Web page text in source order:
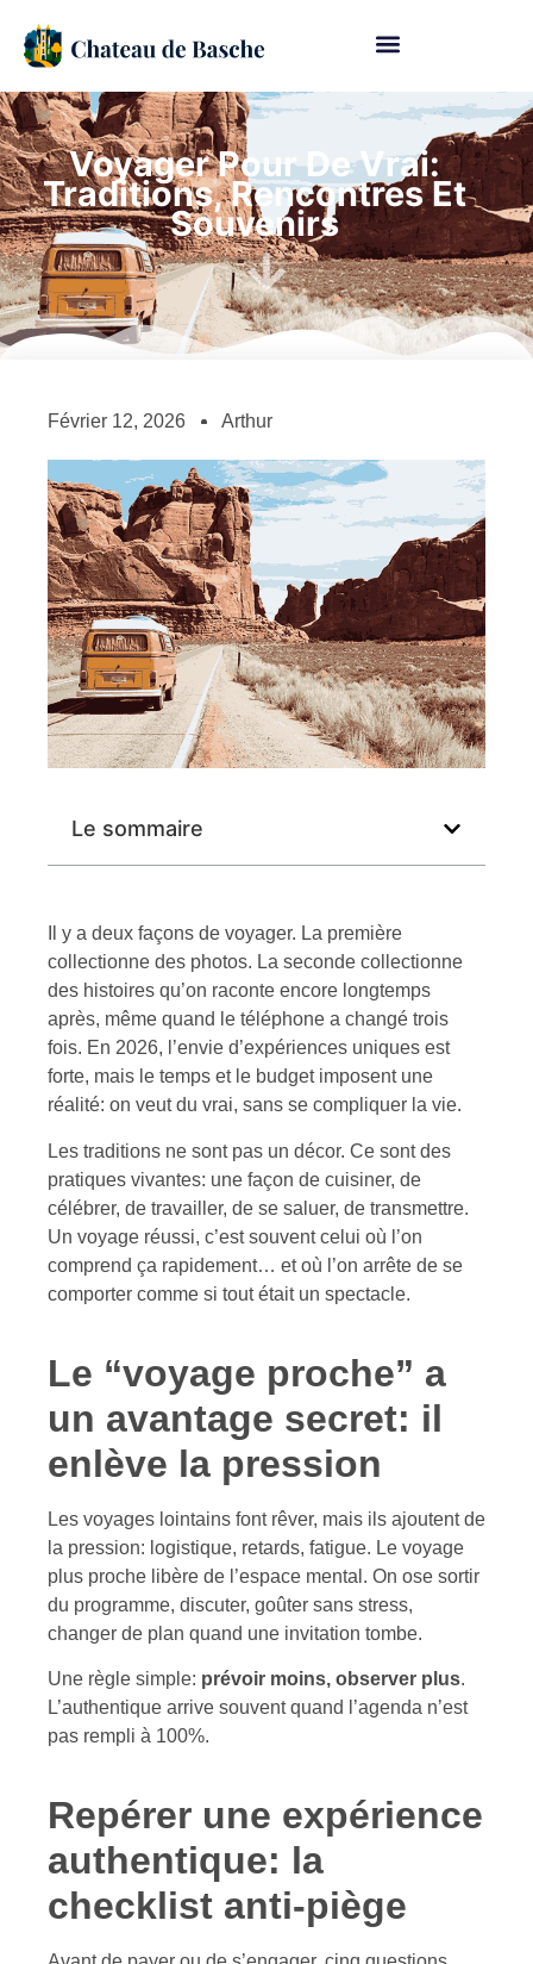
Voyager Pour De Vrai:
Traditions, Rencontres Et
Souvenirs
Février 12, 2026 Arthur
Le sommaire
Il y a deux façons de voyager. La première
collectionne des photos. La seconde collectionne
des histoires qu’on raconte encore longtemps
après, même quand le téléphone a changé trois
fois. En 2026, l’envie d’expériences uniques est
forte, mais le temps et le budget imposent une
réalité: on veut du vrai, sans se compliquer la vie.
Les traditions ne sont pas un décor. Ce sont des
pratiques vivantes: une façon de cuisiner, de
célébrer, de travailler, de se saluer, de transmettre.
Un voyage réussi, c’est souvent celui où l’on
comprend ça rapidement… et où l’on arrête de se
comporter comme si tout était un spectacle.
Le “voyage proche” a
un avantage secret: il
enlève la pression
Les voyages lointains font rêver, mais ils ajoutent de
la pression: logistique, retards, fatigue. Le voyage
plus proche libère de l’espace mental. On ose sortir
du programme, discuter, goûter sans stress,
changer de plan quand une invitation tombe.
Une règle simple: prévoir moins, observer plus.
L’authentique arrive souvent quand l’agenda n’est
pas rempli à 100%.
Repérer une expérience
authentique: la
checklist anti-piège